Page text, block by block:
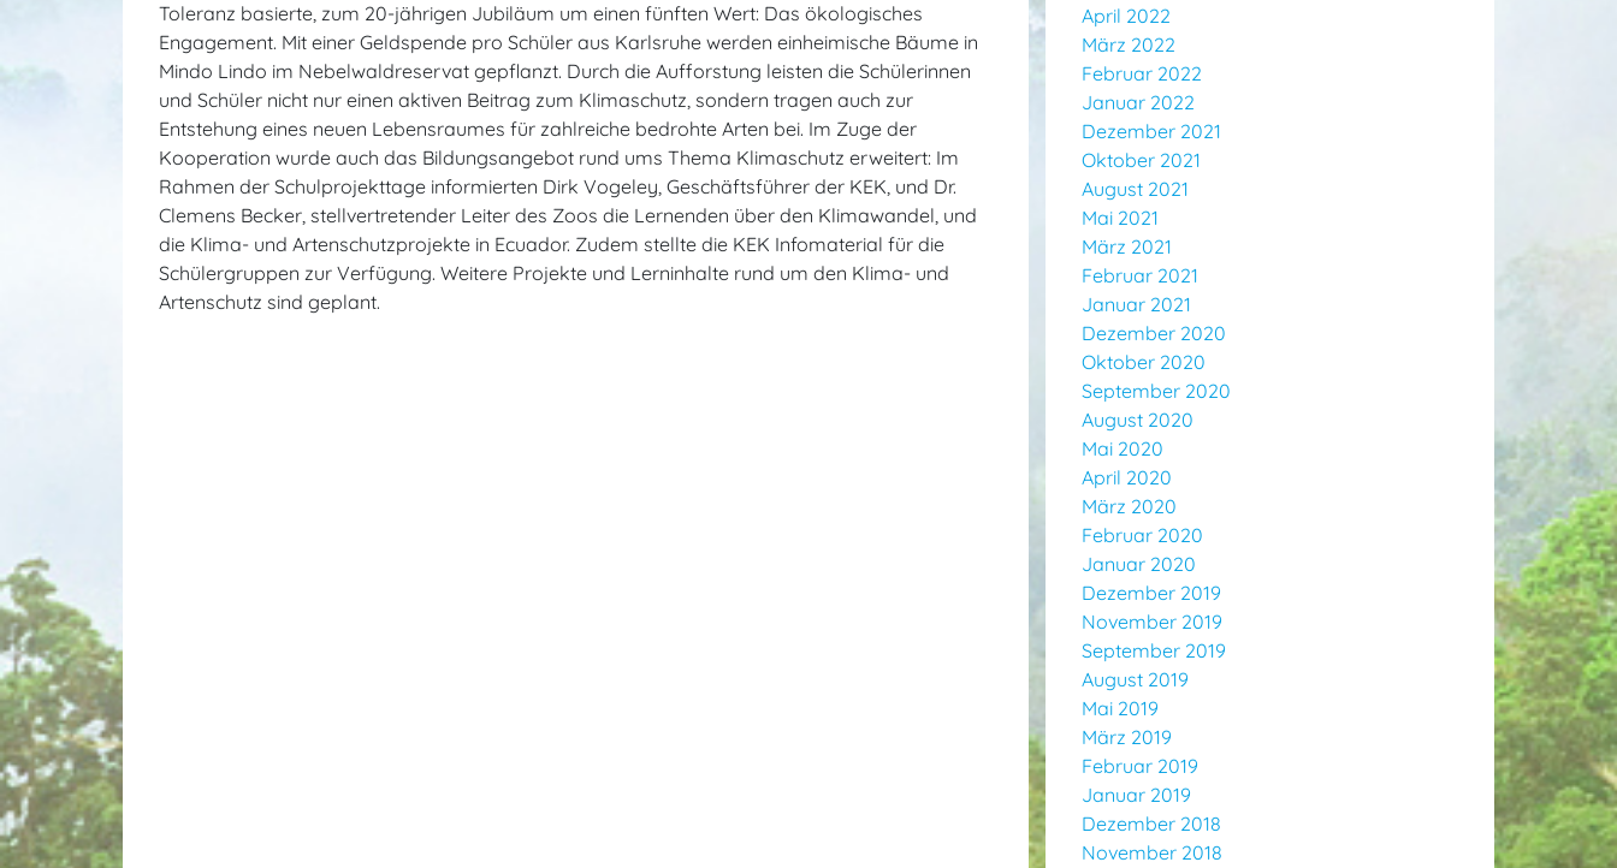
Toleranz basierte, zum 20-jährigen Jubiläum um einen fünften Wert: Das ökologisches
Engagement. Mit einer Geldspende pro Schüler aus Karlsruhe werden einheimische Bäume in
Mindo Lindo im Nebelwaldreservat gepflanzt. Durch die Aufforstung leisten die Schülerinnen
und Schüler nicht nur einen aktiven Beitrag zum Klimaschutz, sondern tragen auch zur
Entstehung eines neuen Lebensraumes für zahlreiche bedrohte Arten bei. Im Zuge der
Kooperation wurde auch das Bildungsangebot rund ums Thema Klimaschutz erweitert: Im
Rahmen der Schulprojekttage informierten Dirk Vogeley, Geschäftsführer der KEK, und Dr.
Clemens Becker, stellvertretender Leiter des Zoos die Lernenden über den Klimawandel, und
die Klima- und Artenschutzprojekte in Ecuador. Zudem stellte die KEK Infomaterial für die
Schülergruppen zur Verfügung. Weitere Projekte und Lerninhalte rund um den Klima- und
Artenschutz sind geplant.
April 2022
März 2022
Februar 2022
Januar 2022
Dezember 2021
Oktober 2021
August 2021
Mai 2021
März 2021
Februar 2021
Januar 2021
Dezember 2020
Oktober 2020
September 2020
August 2020
Mai 2020
April 2020
März 2020
Februar 2020
Januar 2020
Dezember 2019
November 2019
September 2019
August 2019
Mai 2019
März 2019
Februar 2019
Januar 2019
Dezember 2018
November 2018